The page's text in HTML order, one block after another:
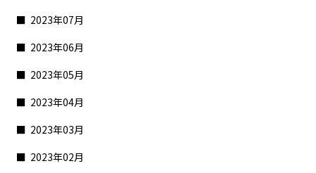
2023年07月
2023年06月
2023年05月
2023年04月
2023年03月
2023年02月